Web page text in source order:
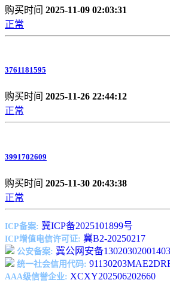
购买时间 2025-11-09 02:03:31
正常
3761181595
购买时间 2025-11-26 22:44:12
正常
3991702609
购买时间 2025-11-30 20:43:38
正常
ICP备案: 冀ICP备2025101899号
ICP增值电信许可证: 冀B2-20250217
公安备案: 冀公网安备
统一社会信用代码:
AAA级信誉企业: XCXY202506202660